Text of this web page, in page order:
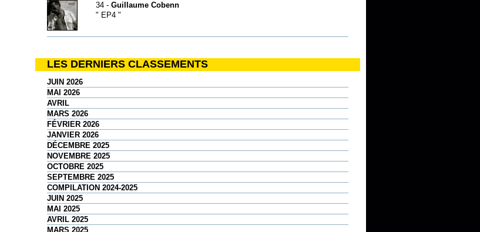
34 - Guillaume Cobenn
" EP4 "
LES DERNIERS CLASSEMENTS
JUIN 2026
MAI 2026
AVRIL
MARS 2026
FÉVRIER 2026
JANVIER 2026
DÉCEMBRE 2025
NOVEMBRE 2025
OCTOBRE 2025
SEPTEMBRE 2025
COMPILATION 2024-2025
JUIN 2025
MAI 2025
AVRIL 2025
MARS 2025